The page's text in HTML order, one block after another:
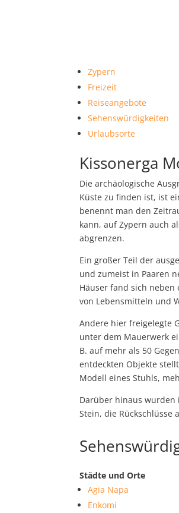
Zypern
Freizeit
Reiseangebote
Sehenswürdigkeiten
Urlaubsorte
Kissonerga
Die archäologische
Küste zu finden ist, ist
benennt man den
kann, auf Zypern auch
abgrenzen.
Ein großer Teil der
und zumeist in Paaren
Häuser fand sich
von Lebensmitteln und
Andere hier freigelegte
unter dem Mauerwerk
B. auf mehr als 50
entdeckten Objekte
Modell eines Stuhls,
Darüber hinaus wurden
Stein, die Rückschlüsse
Städte und Orte
Agia Napa
Enkomi